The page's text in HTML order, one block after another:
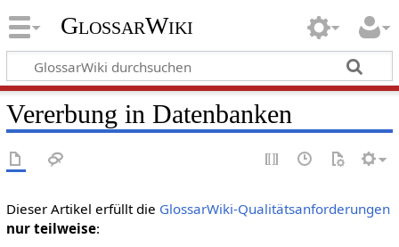
GlossarWiki
Vererbung in Datenbanken
Dieser Artikel erfüllt die GlossarWiki-Qualitätsanforderungen
nur teilweise: